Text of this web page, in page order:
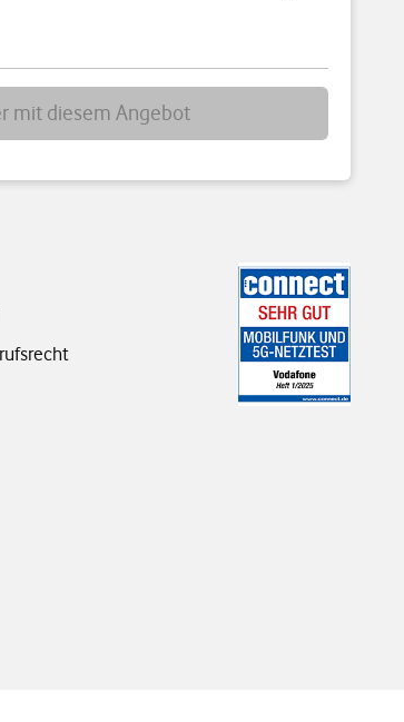
mit diesem Angebot